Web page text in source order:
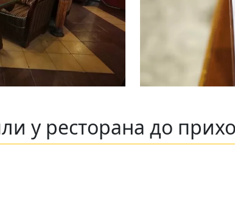
у ресторана до